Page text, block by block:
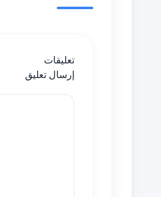
تعليقات
إرسال تعليق